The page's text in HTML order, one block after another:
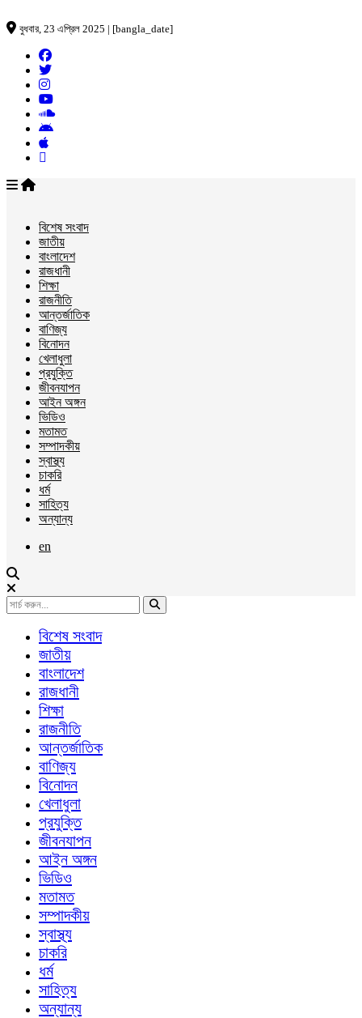
বুধবার, 23 এপ্রিল 2025 | [bangla_date]
বিশেষ সংবাদ
জাতীয়
বাংলাদেশ
রাজধানী
শিক্ষা
রাজনীতি
আন্তর্জাতিক
বাণিজ্য
বিনোদন
খেলাধুলা
প্রযুক্তি
জীবনযাপন
আইন অঙ্গন
ভিডিও
মতামত
সম্পাদকীয়
স্বাস্থ্য
চাকরি
ধর্ম
সাহিত্য
অন্যান্য
en
বিশেষ সংবাদ
জাতীয়
বাংলাদেশ
রাজধানী
শিক্ষা
রাজনীতি
আন্তর্জাতিক
বাণিজ্য
বিনোদন
খেলাধুলা
প্রযুক্তি
জীবনযাপন
আইন অঙ্গন
ভিডিও
মতামত
সম্পাদকীয়
স্বাস্থ্য
চাকরি
ধর্ম
সাহিত্য
অন্যান্য